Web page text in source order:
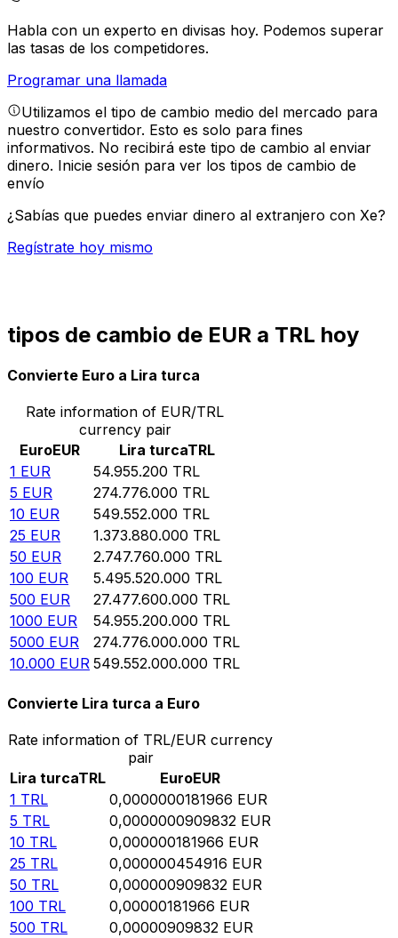
Habla con un experto en divisas hoy. Podemos superar
las tasas de los competidores.
Programar una llamada
Utilizamos el tipo de cambio medio del mercado para
nuestro convertidor. Esto es solo para fines
informativos. No recibirá este tipo de cambio al enviar
dinero. Inicie sesión para ver los tipos de cambio de
envío
¿Sabías que puedes enviar dinero al extranjero con Xe?
Regístrate hoy mismo
tipos de cambio de EUR a TRL hoy
Convierte Euro a Lira turca
Rate information of EUR/TRL
currency pair
EuroEUR Lira turcaTRL
1 EUR 54.955.200 TRL
5 EUR 274.776.000 TRL
10 EUR 549.552.000 TRL
25 EUR 1.373.880.000 TRL
50 EUR 2.747.760.000 TRL
100 EUR 5.495.520.000 TRL
500 EUR 27.477.600.000 TRL
1000 EUR 54.955.200.000 TRL
5000 EUR 274.776.000.000 TRL
10.000 EUR 549.552.000.000 TRL
Convierte Lira turca a Euro
Rate information of TRL/EUR currency
pair
Lira turcaTRL EuroEUR
1 TRL 0,0000000181966 EUR
5 TRL 0,0000000909832 EUR
10 TRL 0,000000181966 EUR
25 TRL 0,000000454916 EUR
50 TRL 0,000000909832 EUR
100 TRL 0,00000181966 EUR
500 TRL 0,00000909832 EUR